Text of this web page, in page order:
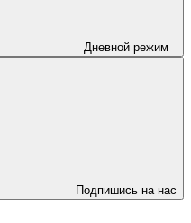
Дневной режим
Подпишись на нас